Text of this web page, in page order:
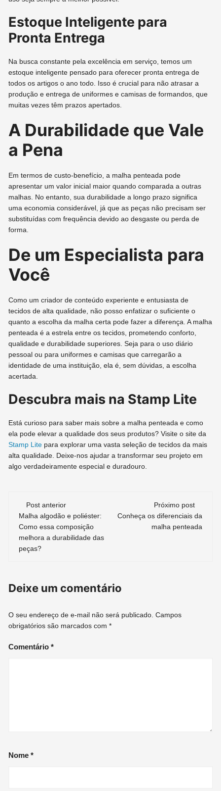
Estoque Inteligente para
Pronta Entrega
Na busca constante pela excelência em serviço, temos um
estoque inteligente pensado para oferecer pronta entrega de
todos os artigos o ano todo. Isso é crucial para não atrasar a
produção e entrega de uniformes e camisas de formandos, que
muitas vezes têm prazos apertados.
A Durabilidade que Vale
a Pena
Em termos de custo-benefício, a malha penteada pode
apresentar um valor inicial maior quando comparada a outras
malhas. No entanto, sua durabilidade a longo prazo significa
uma economia considerável, já que as peças não precisam ser
substituídas com frequência devido ao desgaste ou perda de
forma.
De um Especialista para
Você
Como um criador de conteúdo experiente e entusiasta de
tecidos de alta qualidade, não posso enfatizar o suficiente o
quanto a escolha da malha certa pode fazer a diferença. A malha
penteada é a estrela entre os tecidos, prometendo conforto,
qualidade e durabilidade superiores. Seja para o uso diário
pessoal ou para uniformes e camisas que carregarão a
identidade de uma instituição, ela é, sem dúvidas, a escolha
acertada.
Descubra mais na Stamp Lite
Está curioso para saber mais sobre a malha penteada e como
ela pode elevar a qualidade dos seus produtos? Visite o site da
Stamp Lite para explorar uma vasta seleção de tecidos da mais
alta qualidade. Deixe-nos ajudar a transformar seu projeto em
algo verdadeiramente especial e duradouro.
Navegação
de
post
Post anterior
Malha algodão e poliéster:
Como essa composição
melhora a durabilidade das
peças?
Próximo post
Conheça os diferenciais da
malha penteada
Deixe um comentário
O seu endereço de e-mail não será publicado. Campos
obrigatórios são marcados com*
Comentário*
Nome*